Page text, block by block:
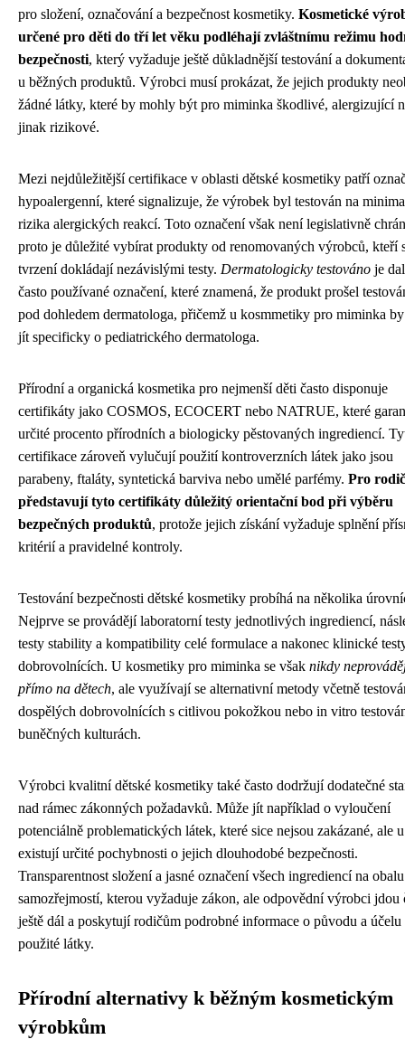
pro složení, označování a bezpečnost kosmetiky. Kosmetické
určené pro děti do tří let věku podléhají zvláštnímu režimu
bezpečnosti, který vyžaduje ještě důkladnější testování a
u běžných produktů. Výrobci musí prokázat, že jejich produkty
žádné látky, které by mohly být pro miminka škodlivé, alergizující
jinak rizikové.
Mezi nejdůležitější certifikace v oblasti dětské kosmetiky patří
hypoalergenní, které signalizuje, že výrobek byl testován na
rizika alergických reakcí. Toto označení však není legislativně
proto je důležité vybírat produkty od renomovaných výrobců, kteří
tvrzení dokládají nezávislými testy. Dermatologicky testováno je
často používané označení, které znamená, že produkt prošel
pod dohledem dermatologa, přičemž u kosmmetiky pro miminka
jít specificky o pediatrického dermatologa.
Přírodní a organická kosmetika pro nejmenší děti často disponuje
certifikáty jako COSMOS, ECOCERT nebo NATRUE, které
určité procento přírodních a biologicky pěstovaných ingrediencí.
certifikace zároveň vylučují použití kontroverzních látek jako jsou
parabeny, ftaláty, syntetická barviva nebo umělé parfémy. Pro
představují tyto certifikáty důležitý orientační bod při výběru
bezpečných produktů, protože jejich získání vyžaduje splnění
kritérií a pravidelné kontroly.
Testování bezpečnosti dětské kosmetiky probíhá na několika
Nejprve se provádějí laboratorní testy jednotlivých ingrediencí,
testy stability a kompatibility celé formulace a nakonec klinické
dobrovolnících. U kosmetiky pro miminka se však nikdy
přímo na dětech, ale využívají se alternativní metody včetně
dospělých dobrovolnících s citlivou pokožkou nebo in vitro
buněčných kulturách.
Výrobci kvalitní dětské kosmetiky také často dodržují dodatečné
nad rámec zákonných požadavků. Může jít například o vyloučení
potenciálně problematických látek, které sice nejsou zakázané, ale
existují určité pochybnosti o jejich dlouhodobé bezpečnosti.
Transparentnost složení a jasné označení všech ingrediencí na
samozřejmostí, kterou vyžaduje zákon, ale odpovědní výrobci jdou
ještě dál a poskytují rodičům podrobné informace o původu a účelu
použité látky.
Přírodní alternativy k běžným kosmetickým
výrobkům